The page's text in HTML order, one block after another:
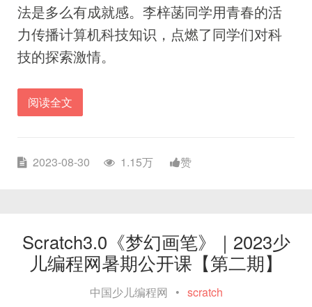
法是多么有成就感。李梓菡同学用青春的活
力传播计算机科技知识，点燃了同学们对科
技的探索激情。
阅读全文
2023-08-30 1.15万 赞
Scratch3.0《梦幻画笔》｜2023少
儿编程网暑期公开课【第二期】
中国少儿编程网 • scratch